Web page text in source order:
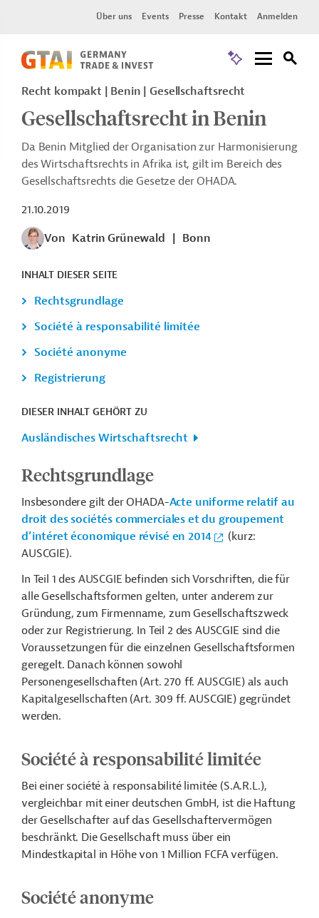
Über uns Events Presse Kontakt Anmelden
Recht kompakt | Benin | Gesellschaftsrecht
Gesellschaftsrecht in Benin
Da Benin Mitglied der Organisation zur Harmonisierung
des Wirtschaftsrechts in Afrika ist, gilt im Bereich des
Gesellschaftsrechts die Gesetze der OHADA.
21.10.2019
Von Katrin Grünewald Bonn
INHALT DIESER SEITE
Rechtsgrundlage
Société à responsabilité limitée
Société anonyme
Registrierung
DIESER INHALT GEHÖRT ZU
Ausländisches Wirtschaftsrecht
Rechtsgrundlage
Insbesondere gilt der OHADA-Acte uniforme relatif au
droit des sociétés commerciales et du groupement
d’intéret économique révisé en 2014
(kurz:
AUSCGIE).
In Teil 1 des AUSCGIE befinden sich Vorschriften, die für
alle Gesellschaftsformen gelten, unter anderem zur
Gründung, zum Firmenname, zum Gesellschaftszweck
oder zur Registrierung. In Teil 2 des AUSCGIE sind die
Voraussetzungen für die einzelnen Gesellschaftsformen
geregelt. Danach können sowohl
Personengesellschaften (Art. 270 ff. AUSCGIE) als auch
Kapitalgesellschaften (Art. 309 ff. AUSCGIE) gegründet
werden.
Société à responsabilité limitée
Bei einer société à responsabilité limitée (S.A.R.L.),
vergleichbar mit einer deutschen GmbH, ist die Haftung
der Gesellschafter auf das Gesellschaftervermögen
beschränkt. Die Gesellschaft muss über ein
Mindestkapital in Höhe von 1 Million FCFA verfügen.
Société anonyme